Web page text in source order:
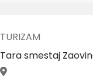
TURIZAM
Tara smestaj